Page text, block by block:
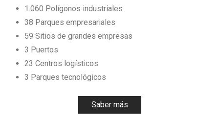
1.060 Polígonos industriales
38 Parques empresariales
59 Sitios de grandes empresas
3 Puertos
23 Centros logísticos
3 Parques tecnológicos
Saber más